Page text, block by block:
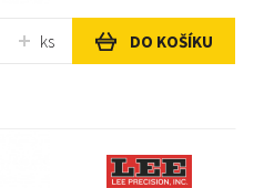
ks DO KOŠÍKU